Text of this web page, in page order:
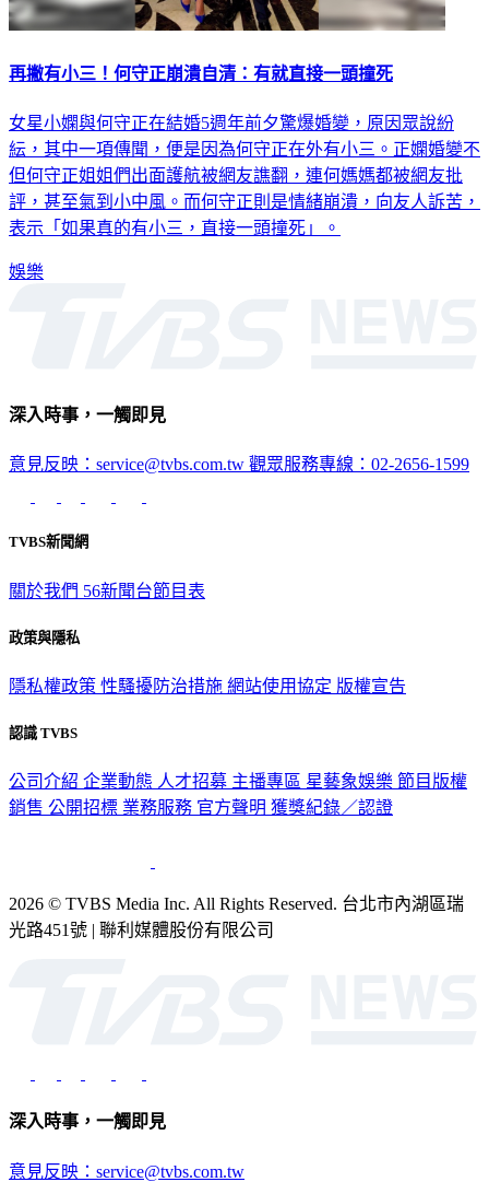
再撇有小三！何守正崩潰自清：有就直接一頭撞死
女星小嫻與何守正在結婚5週年前夕驚爆婚變，原因眾說紛
紜，其中一項傳聞，便是因為何守正在外有小三。正嫻婚變不
但何守正姐姐們出面護航被網友譙翻，連何媽媽都被網友批
評，甚至氣到小中風。而何守正則是情緒崩潰，向友人訴苦，
表示「如果真的有小三，直接一頭撞死」。
娛樂
深入時事，一觸即見
意見反映：service@tvbs.com.tw 觀眾服務專線：02-2656-1599
TVBS新聞網
關於我們 56新聞台節目表
政策與隱私
隱私權政策 性騷擾防治措施 網站使用協定 版權宣告
認識 TVBS
公司介紹 企業動態 人才招募 主播專區 星藝象娛樂 節目版權
銷售 公開招標 業務服務 官方聲明 獲獎紀錄／認證
2026 © TVBS Media Inc. All Rights Reserved. 台北市內湖區瑞
光路451號 | 聯利媒體股份有限公司
深入時事，一觸即見
意見反映：service@tvbs.com.tw